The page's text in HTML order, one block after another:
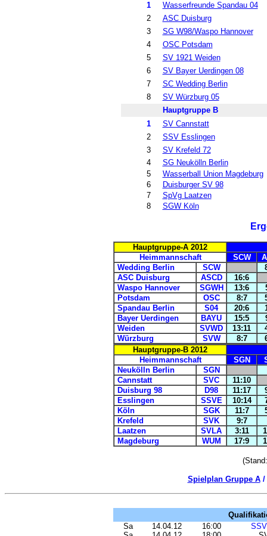
1
Wasserfreunde Spandau 04
2
ASC Duisburg
3
SG W98/Waspo Hannover
4
OSC Potsdam
5
SV 1921 Weiden
6
SV Bayer Uerdingen 08
7
SC Wedding Berlin
8
SV Würzburg 05
Hauptgruppe B
1
SV Cannstatt
2
SSV Esslingen
3
SV Krefeld 72
4
SG Neukölln Berlin
5
Wasserball Union Magdeburg
6
Duisburger SV 98
7
SpVg Laatzen
8
SGW Köln
Hauptgruppe-A 2012
Heimmannschaft
SCW
Wedding Berlin
SCW
ASC Duisburg
ASCD
16:6
Waspo Hannover
SGWH 13:6
Potsdam
OSC 8:7
Spandau Berlin
S04 20:6
Bayer Uerdingen
BAYU 15:5
Weiden
SVWD 13:11
Würzburg
SVW 8:7
Hauptgruppe-B 2012
Heimmannschaft
SGN
Neukölln Berlin
SGN
Cannstatt
SVC
11:10
Duisburg 98
D98 11:17
Esslingen
SSVE 10:14
Köln
SGK 11:7
Krefeld
SVK 9:7
Laatzen
SVLA 3:11
Magdeburg
WUM 17:9
Spielplan Gruppe A
Sa
14.04.12 16:00